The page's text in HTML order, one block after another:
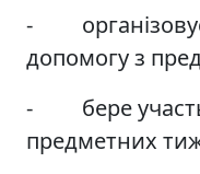
- організовує
допомогу з
- бере участь
предметних